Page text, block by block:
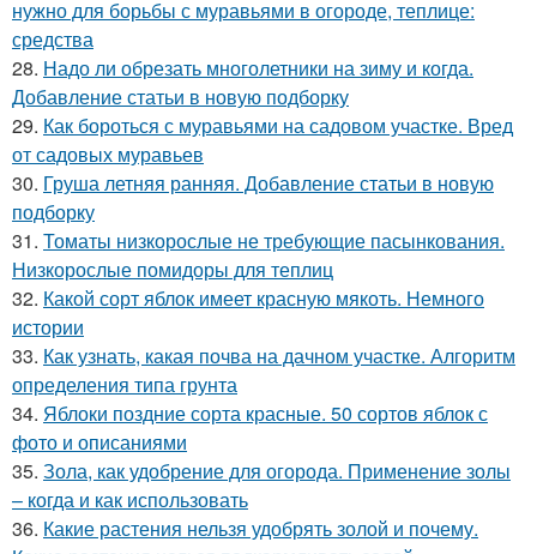
нужно для борьбы с муравьями в огороде, теплице:
средства
28. Надо ли обрезать многолетники на зиму и когда.
Добавление статьи в новую подборку
29. Как бороться с муравьями на садовом участке. Вред
от садовых муравьев
30. Груша летняя ранняя. Добавление статьи в новую
подборку
31. Томаты низкорослые не требующие пасынкования.
Низкорослые помидоры для теплиц
32. Какой сорт яблок имеет красную мякоть. Немного
истории
33. Как узнать, какая почва на дачном участке. Алгоритм
определения типа грунта
34. Яблоки поздние сорта красные. 50 сортов яблок с
фото и описаниями
35. Зола, как удобрение для огорода. Применение золы
– когда и как использовать
36. Какие растения нельзя удобрять золой и почему.